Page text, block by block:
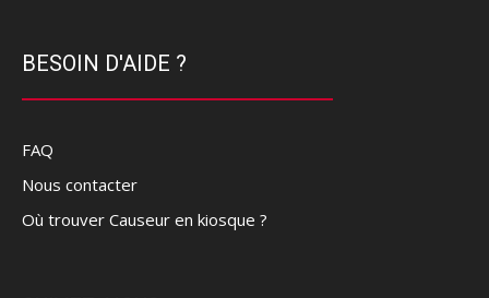
BESOIN D'AIDE ?
FAQ
Nous contacter
Où trouver Causeur en kiosque ?